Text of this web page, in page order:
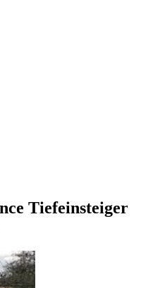
Tiefeinsteiger